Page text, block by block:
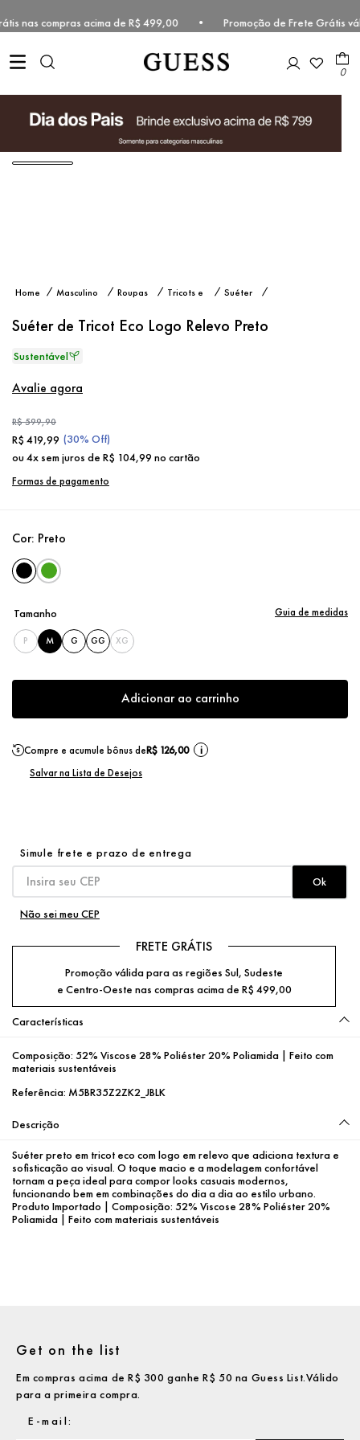
nas compras acima de R$ 499,00 • Promoção de Frete
0
Masculino Roupas
Tricots e
Suéter
Suéter de Tricot Eco Logo Relevo Preto
Avalie agora
R$599,90
R$ 419,99 (30% Off)
ou4x sem juros de R$ 104,99 no cartão
Formas de pagamento
Cor: Preto
Tamanho
P M G GG XG
Guia de medidas
Adicionar ao carrinho
Compre e acumule bônus deR$ 126,00 i
Não sei meu CEP
FRETE GRÁTIS
Promoção válida para as regiões Sul, Sudeste
e Centro-Oeste nas compras acima de R$ 499,00
Características
Composição: 52% Viscose 28% Poliéster 20% Poliamida | Feito com
materiais sustentáveis
Referência: M5BR35Z2ZK2_JBLK
Descrição
Suéter preto em tricot eco com logo em relevo que adiciona textura e
sofisticação ao visual. O toque macio e a modelagem confortável
tornam a peça ideal para compor looks casuais modernos,
funcionando bem em combinações do dia a dia ao estilo urbano.
Produto Importado | Composição: 52% Viscose 28% Poliéster 20%
Poliamida | Feito com materiais sustentáveis
Get on the list
Em compras acima de R$ 300 ganhe R$ 50 na Guess List.Válido
para a primeira compra.